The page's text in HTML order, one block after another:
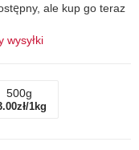
ale kup go teraz
wysyłki
500g
1kg